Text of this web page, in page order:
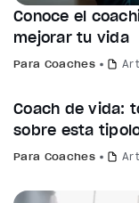
Conoce el
mejorar tu vida
Para Coaches
Coach de vida:
sobre esta
Para Coaches